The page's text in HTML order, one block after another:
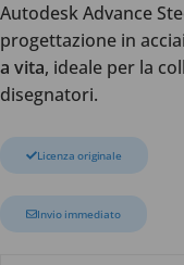
Autodesk Advance
progettazione in
a vita, ideale per la
disegnatori.
Licenza originale
Invio immediato